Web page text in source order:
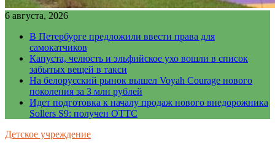
6 августа, 2026
В Петербурге предложили ввести права для
самокатчиков
Капуста, челюсть и эльфийское ухо вошли в список
забытых вещей в такси
На белорусский рынок вышел Voyah Courage нового
поколения за 3 млн рублей
Идет подготовка к началу продаж нового внедорожника
Sollers S9: получен ОТТС
Детское учреждение